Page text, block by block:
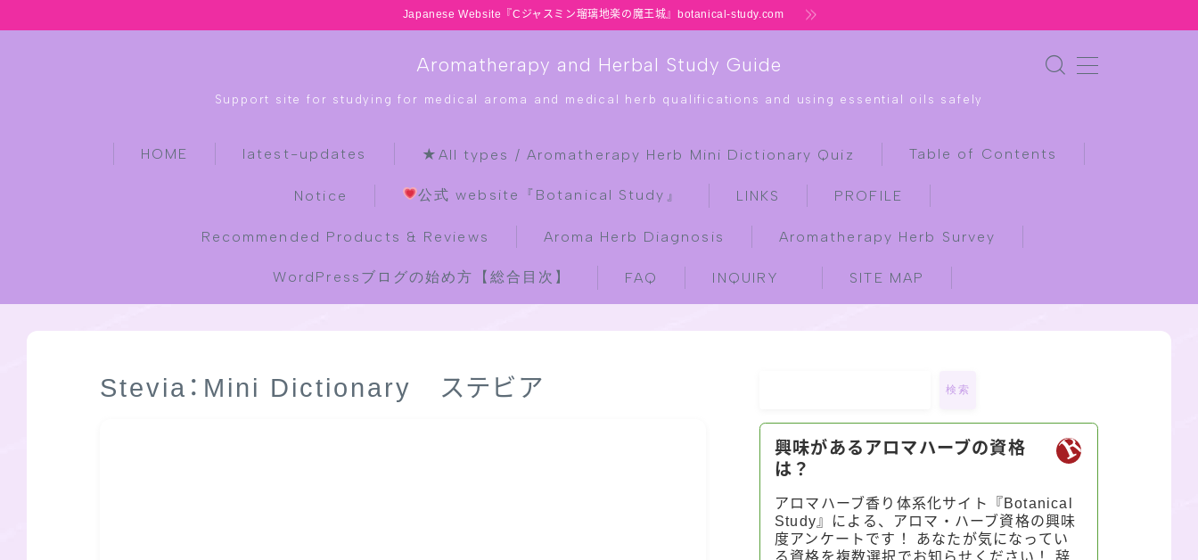
Japanese Website『Cジャスミン瑠璃地楽の魔王城』botanical-study.com
Aromatherapy and Herbal Study Guide
Support site for studying for medical aroma and medical herb qualifications and using essential oils safely
HOME latest-updates ★All types / Aromatherapy Herb Mini Dictionary Quiz Table of Contents
Notice 公式 website『Botanical Study』 LINKS PROFILE
Recommended Products & Reviews Aroma Herb Diagnosis Aromatherapy Herb Survey
WordPressブログの始め方【総合目次】 FAQ INQUIRY SITE MAP
latest-updates
★All types / Aromatherapy Herb
Notice
Stevia：Mini Dictionary ステビア 検索